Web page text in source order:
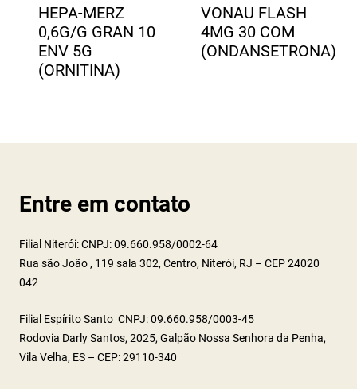
HEPA-MERZ
0,6G/G GRAN 10
ENV 5G
(ORNITINA)
VONAU FLASH
4MG 30 COM
(ONDANSETRONA)
Entre em contato
Filial Niterói: CNPJ: 09.660.958/0002-64
Rua são João , 119 sala 302, Centro, Niterói, RJ – CEP 24020
042
Filial Espírito Santo CNPJ: 09.660.958/0003-45
Rodovia Darly Santos, 2025, Galpão Nossa Senhora da Penha,
Vila Velha, ES – CEP: 29110-340